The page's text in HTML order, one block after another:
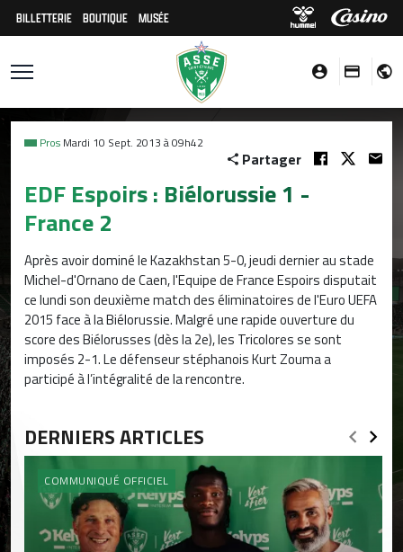
BILLETTERIE BOUTIQUE MUSÉE
Pros Mardi 10 Sept. 2013 à 09h42
Partager
EDF Espoirs : Biélorussie 1 -
France 2
Après avoir dominé le Kazakhstan 5-0, jeudi dernier au stade
Michel-d'Ornano de Caen, l'Equipe de France Espoirs disputait
ce lundi son deuxième match des éliminatoires de l'Euro UEFA
2015 face à la Biélorussie. Malgré une rapide ouverture du
score des Biélorusses (dès la 2e), les Tricolores se sont
imposés 2-1. Le défenseur stéphanois Kurt Zouma a
participé à l’intégralité de la rencontre.
DERNIERS ARTICLES
COMMUNIQUÉ OFFICIEL